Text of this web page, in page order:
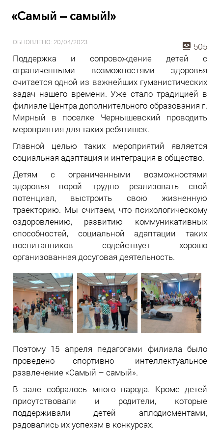
«Самый — самый!»
ОБНОВЛЕНО: 20/04/2023
505
Поддержка и сопровождение детей с
ограниченными возможностями здоровья
считается одной из важнейших гуманистических
задач нашего времени. Уже стало традицией в
филиале Центра дополнительного образования г.
Мирный в поселке Чернышевский проводить
мероприятия для таких ребятишек.
Главной целью таких мероприятий является
социальная адаптация и интеграция в общество.
Детям с ограниченными возможностями
здоровья порой трудно реализовать свой
потенциал, выстроить свою жизненную
траекторию. Мы считаем, что психологическому
оздоровлению, развитию коммуникативных
способностей, социальной адаптации таких
воспитанников содействует хорошо
организованная досуговая деятельность.
Поэтому 15 апреля педагогами филиала было
проведено спортивно- интеллектуальное
развлечение «Самый – самый».
В зале собралось много народа. Кроме детей
присутствовали и родители, которые
поддерживали детей аплодисментами,
радовались их успехам в конкурсах.